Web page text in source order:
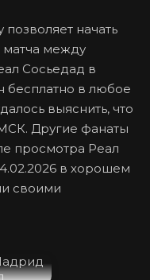
позволяет начать
матча между
Сосьедад в
бесплатно в любое
выяснить, что
Другие фанаты
просмотра Реал
в хорошем
своими